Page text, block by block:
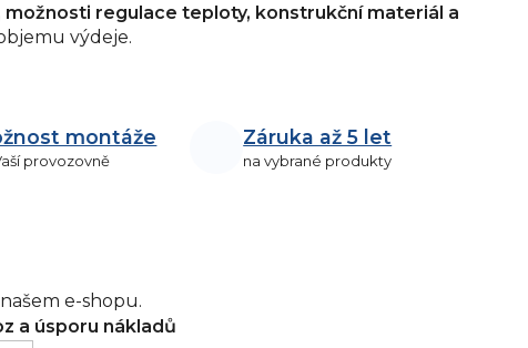
možnosti regulace teploty, konstrukční materiál a
výdeje.
montáže
provozovně
Záruka až 5 let
na vybrané produkty
e-shopu.
a úsporu nákladů